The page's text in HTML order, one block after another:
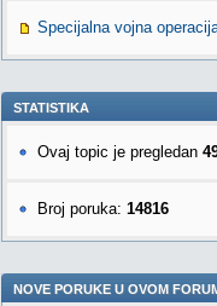
Specijalna vojna
STATISTIKA
Ovaj topic je pregledan
Broj poruka: 14816
NOVE PORUKE U OVOM